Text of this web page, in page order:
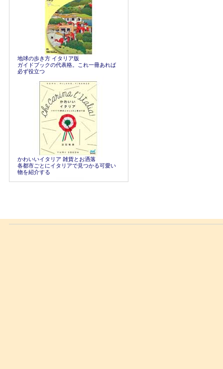
地球の歩き方 イタリア版
ガイドブックの代表格。これ一冊あれば
必ず役立つ
かわいいイタリア 雑貨とお洒落
各都市ごとにイタリアで見つかる可愛い
物を紹介する